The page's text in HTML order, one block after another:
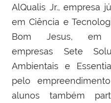
AlQualis Jr., empresa
em Ciência e
Bom Jesus, em
empresas Sete
Ambientais e
pelo
alunos também